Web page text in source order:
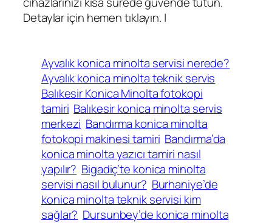
Detaylar için hemen tıklayın. |
Ayvalık konica minolta servisi nerede?
Ayvalık konica minolta teknik servis
Balıkesir Konica Minolta fotokopi
tamiri Balıkesir konica minolta servis
merkezi Bandırma konica minolta
fotokopi makinesi tamiri Bandırma’da
konica minolta yazıcı tamiri nasıl
yapılır? Bigadiç’te konica minolta
servisi nasıl bulunur? Burhaniye’de
konica minolta teknik servisi kim
sağlar? Dursunbey’de konica minolta